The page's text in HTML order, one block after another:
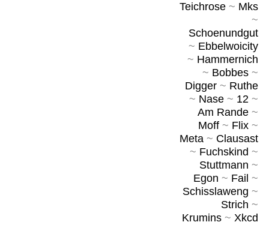
Teichrose~ Mks
~
Schoenundgut
~ Ebbelwoicity
~ Hammernich
~ Bobbes~
Digger~ Ruthe
~ Nase~ 12~
Am Rande~
Moff~ Flix~
Meta~ Clausast
~ Fuchskind ~
Stuttmann ~
Egon ~ Fail ~
Schisslaweng ~
Strich ~
Krumins~ Xkcd